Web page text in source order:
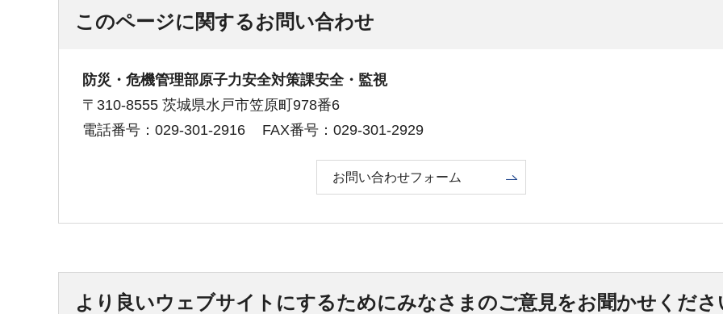
このページに関するお問い合わせ
防災・危機管理部原子力安全対策課安全・監視
〒310-8555 茨城県水戸市笠原町978番6
電話番号：029-301-2916
FAX番号：029-301-2929
お問い合わせフォーム
より良いウェブサイトにするためにみなさまのご意見をお聞かせくださ